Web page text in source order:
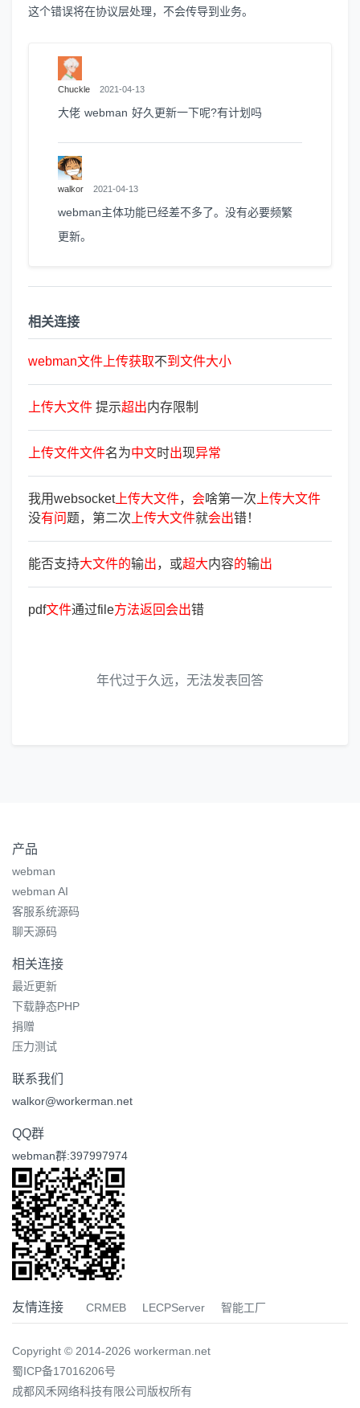
这个错误将在协议层处理，不会传导到业务。
Chuckle 2021-04-13
大佬 webman 好久更新一下呢?有计划吗
walkor 2021-04-13
webman主体功能已经差不多了。没有必要频繁
更新。
相关连接
webman文件 上传获取不到 文件大小
上传大文件 提示超出内存限制
上传文件文件名为中文时出现异常
我用websocket上传大文件， 会啥第一次 上传大文件
没有问题，第二次 上传大文件就会出错！
能否支持大文件的输出，或超大内容的输出
pdf文件通过file方法返回 会出错
年代过于久远，无法发表回答
产品
webman
webman AI
客服系统源码
聊天源码
相关连接
最近更新
下载静态PHP
捐赠
压力测试
联系我们
walkor@workerman.net
QQ群
webman群:397997974
友情连接 CRMEB LECPServer 智能工厂
Copyright © 2014-2026 workerman.net
蜀ICP备17016206号
成都风禾网络科技有限公司版权所有